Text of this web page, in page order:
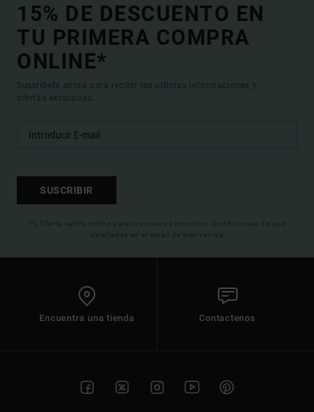
15% DE DESCUENTO EN
TU PRIMERA COMPRA
ONLINE*
Suscríbete ahora para recibir las ultimas informaciones y
ofertas exclusivas.
SUSCRIBIR
(*) Oferta valida online para los nuevos inscritos. Condiciones de uso
detalladas en el email de bienvenida
Encuentra una tienda Contactenos